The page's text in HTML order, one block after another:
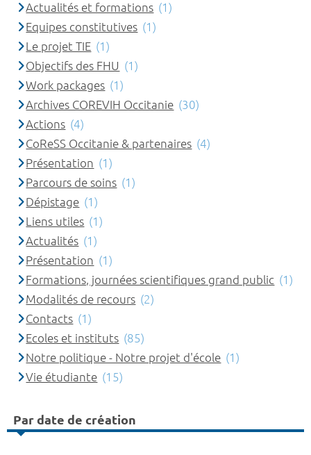
Actualités et formations (1)
Equipes constitutives (1)
Le projet TIE (1)
Objectifs des FHU (1)
Work packages (1)
Archives COREVIH Occitanie (30)
Actions (4)
CoReSS Occitanie & partenaires (4)
Présentation (1)
Parcours de soins (1)
Dépistage (1)
Liens utiles (1)
Actualités (1)
Présentation (1)
Formations, journées scientifiques grand public (1)
Modalités de recours (2)
Contacts (1)
Ecoles et instituts (85)
Notre politique - Notre projet d'école (1)
Vie étudiante (15)
Par date de création